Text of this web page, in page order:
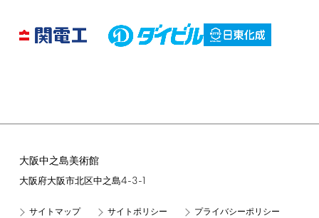
大阪中之島美術館
大阪府大阪市北区中之島4-3-1
サイトマップ サイトポリシー プライバシーポリシー